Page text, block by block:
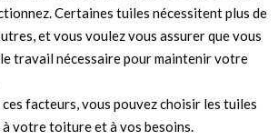
Certaines tuiles nécessitent plus de
et vous voulez vous assurer que vous
travail nécessaire pour maintenir votre
facteurs, vous pouvez choisir les tuiles
à votre toiture et à vos besoins.